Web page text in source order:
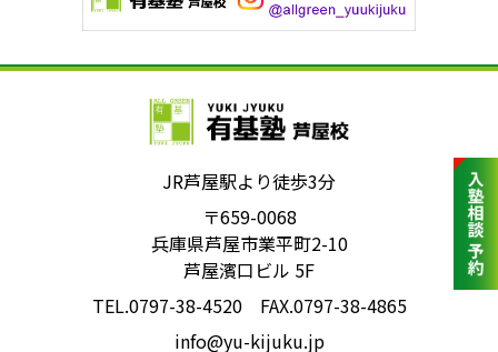
JR芦屋駅より徒歩3分
〒659-0068
兵庫県芦屋市業平町2-10
芦屋濱口ビル 5F
TEL.0797-38-4520 FAX.0797-38-4865
info@yu-kijuku.jp